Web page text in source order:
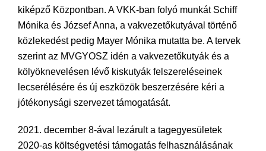
kiképző Központban. A VKK-ban folyó munkát Schiff
Mónika és József Anna, a vakvezetőkutyával történő
közlekedést pedig Mayer Mónika mutatta be. A tervek
szerint az MVGYOSZ idén a vakvezetőkutyák és a
kölyöknevelésen lévő kiskutyák felszereléseinek
lecserélésére és új eszközök beszerzésére kéri a
jótékonysági szervezet támogatását.
2021. december 8-ával lezárult a tagegyesületek
2020-as költségvetési támogatás felhasználásának